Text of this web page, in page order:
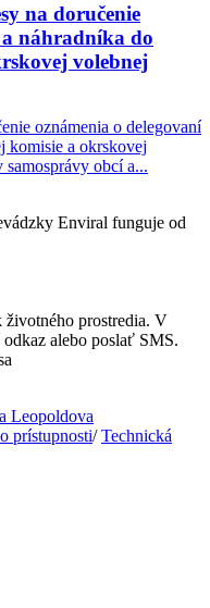
na doručenie
a náhradníka do
volebnej
oznámenia o delegovaní
komisie a okrskovej
obcí a...
Enviral funguje od
prostredia. V
alebo poslať SMS.
Leopoldova
prístupnosti/ Technická